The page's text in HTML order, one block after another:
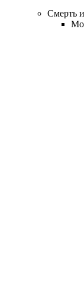
Смерть